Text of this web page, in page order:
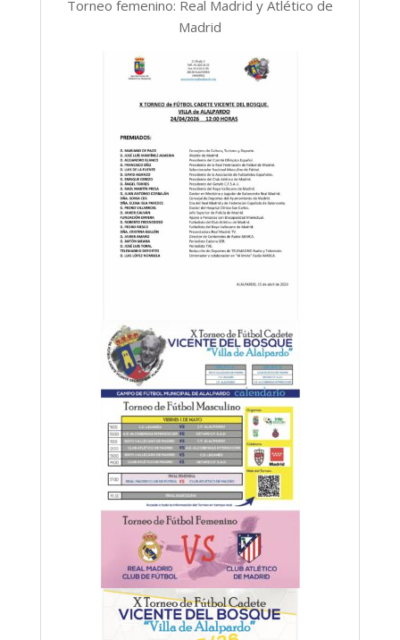
Torneo femenino: Real Madrid y Atlético de
Madrid